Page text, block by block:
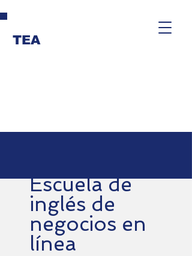
TEA
Escuela de
inglés de
negocios en
línea